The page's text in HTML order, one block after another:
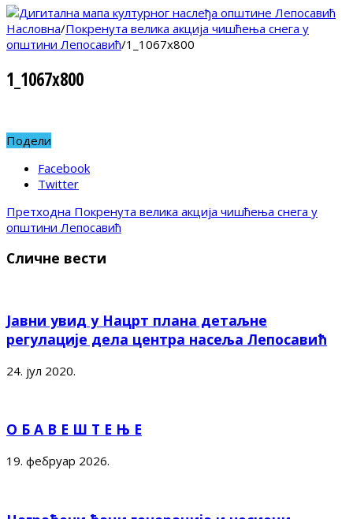
Насловна/Покренута велика акција чишћења снега у
општини Лепосавић/1_1067x800
1_1067x800
Подели
Facebook
Twitter
Претходна Покренута велика акција чишћења снега у
општини Лепосавић
Сличне вести
Јавни увид у Нацрт плана детаљне
регулације дела центра насеља Лепосавић
24. јул 2020.
О Б А В Е Ш Т Е Њ Е
19. фебруар 2026.